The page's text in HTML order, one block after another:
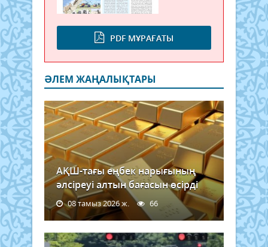
PDF МҰРАҒАТЫ
ӘЛЕМ ЖАҢАЛЫҚТАРЫ
АҚШ-тағы еңбек нарығының
әлсіреуі алтын бағасын өсірді
08 тамыз 2026 ж. 66